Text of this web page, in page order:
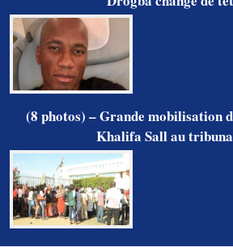
(8 photos) – Grande mobilisation
Khalifa Sall au